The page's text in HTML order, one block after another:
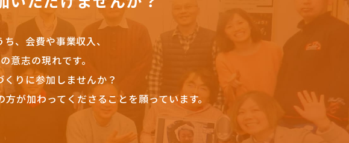
、会費や事業収入、
意志の現れです。
りに参加しませんか？
が加わってくださることを願っています。